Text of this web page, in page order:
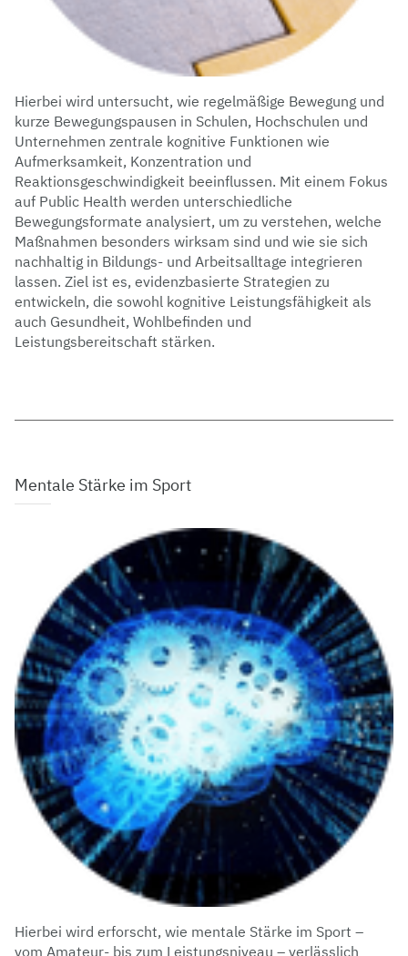
Hierbei wird untersucht, wie regelmäßige Bewegung und
kurze Bewegungspausen in Schulen, Hochschulen und
Unternehmen zentrale kognitive Funktionen wie
Aufmerksamkeit, Konzentration und
Reaktionsgeschwindigkeit beeinflussen. Mit einem Fokus
auf Public Health werden unterschiedliche
Bewegungsformate analysiert, um zu verstehen, welche
Maßnahmen besonders wirksam sind und wie sie sich
nachhaltig in Bildungs- und Arbeitsalltage integrieren
lassen. Ziel ist es, evidenzbasierte Strategien zu
entwickeln, die sowohl kognitive Leistungsfähigkeit als
auch Gesundheit, Wohlbefinden und
Leistungsbereitschaft stärken.
Mentale Stärke im Sport
Hierbei wird erforscht, wie mentale Stärke im Sport –
vom Amateur- bis zum Leistungsniveau – verlässlich